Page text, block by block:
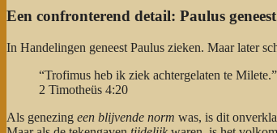
Een confronterend detail: Paulus
In Handelingen geneest Paulus zieken. Maar later
“Trofimus heb ik ziek achtergelaten te Milete.”
2 Timotheüs 4:20
Als genezing een blijvende norm was, is dit